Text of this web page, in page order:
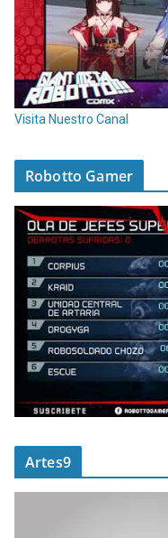
Visita Nuestro Canal
Robotto Gamer
Artes9